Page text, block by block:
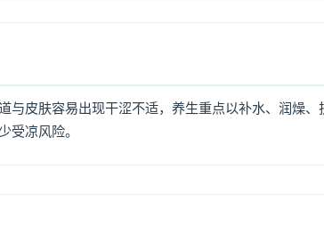
皮肤容易出现干涩不适，养生重点以补水、润燥、
受凉风险。